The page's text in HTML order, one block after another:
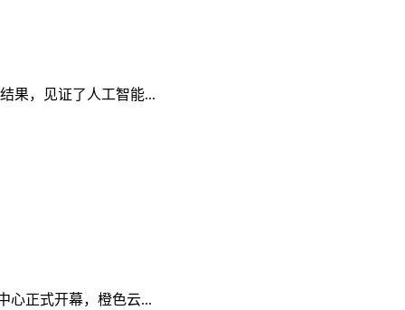
果，见证了人工智能...
心正式开幕，橙色云...